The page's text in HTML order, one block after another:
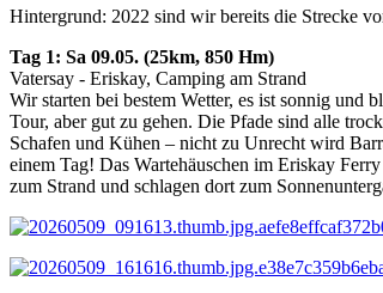
Hintergrund: 2022 sind wir bereits die Strecke
Tag 1: Sa 09.05. (25km, 850 Hm)
Vatersay - Eriskay, Camping am Strand
Wir starten bei bestem Wetter, es ist sonnig und
Tour, aber gut zu gehen. Die Pfade sind alle
Schafen und Kühen – nicht zu Unrecht wird
einem Tag! Das Wartehäuschen im Eriskay
zum Strand und schlagen dort zum